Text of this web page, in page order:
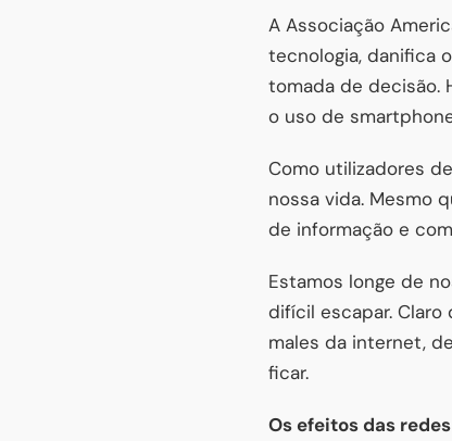
A Associação
tecnologia, danifica
tomada de decisão.
o uso de
Como utilizadores
nossa vida. Mesmo
de informação e
Estamos longe de
difícil escapar.
males da internet,
ficar.
Os efeitos das